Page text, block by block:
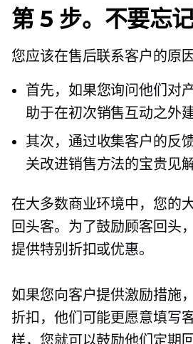
第 5 步。不要忘
您应该在售后联系客户的原
首先，如果您询问他们对
助于在初次销售互动之外
其次，通过收集客户的反
关改进销售方法的宝贵见解
在大多数商业环境中，您的
回头客。为了鼓励顾客回头
提供特别折扣或优惠。
如果您向客户提供激励措施
折扣，他们可能更愿意填写
样，您就可以鼓励他们定期